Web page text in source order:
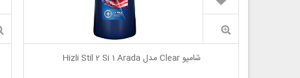
شامپو Clear مدل Hizli Stil 2 Si 1 Arada